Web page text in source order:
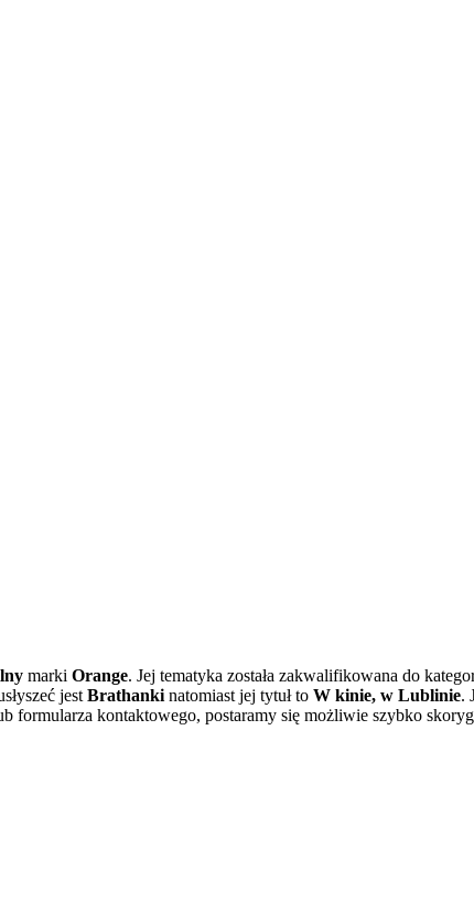
marki Orange. Jej tematyka została zakwalifikowana do
jest Brathanki natomiast jej tytuł to W kinie, w Lublinie.
formularza kontaktowego, postaramy się możliwie szybko